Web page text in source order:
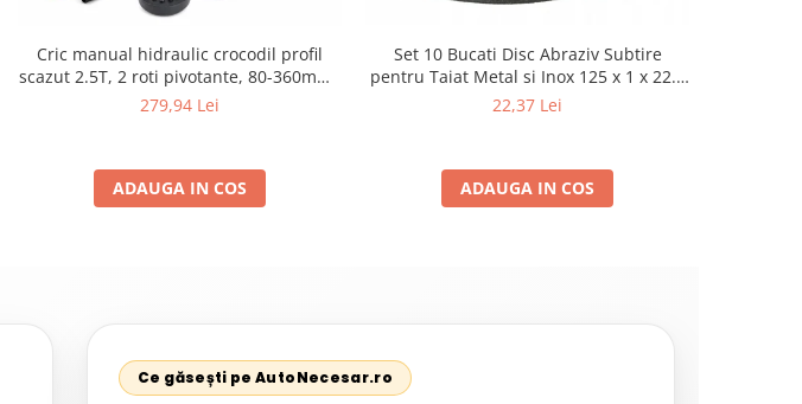
Cric manual hidraulic crocodil profil
scazut 2.5T, 2 roti pivotante, 80-360mm+
set 2 capre auto pentru sprijin 3T cu pin
279,94 Lei
ADAUGA IN COS
Set 10 Bucati Disc Abraziv Subtire
pentru Taiat Metal si Inox 125 x 1 x 22.2
mm, Profil Plat Heavy-Duty (Model
22,37 Lei
ADAUGA IN COS
Ce găsești pe AutoNecesar.ro